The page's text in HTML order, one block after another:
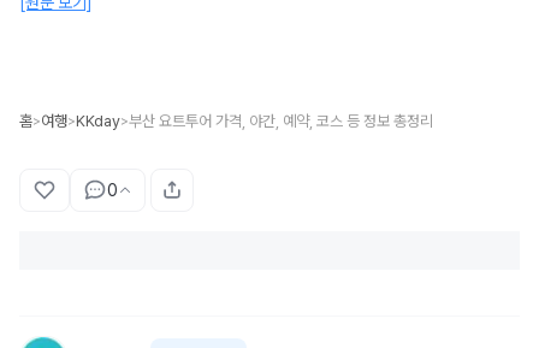
홈>여행>KKday>부산 요트투어 가격, 야간, 예약, 코스 등 정보 총정리
0